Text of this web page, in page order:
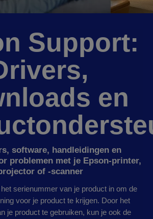
Support:
en
software, handleidingen en
problemen met je Epson-printer,
of -scanner
serienummer van je product in om de
voor je product te krijgen. Door het
je product te gebruiken, kun je ook de